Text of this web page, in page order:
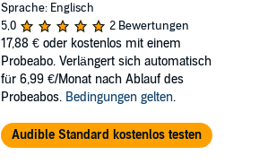
Sprache: Englisch
5,0
2 Bewertungen
17,88 € oder kostenlos mit einem
Probeabo. Verlängert sich automatisch
für 6,99 €/Monat nach Ablauf des
Probeabos. Bedingungen gelten.
Audible Standard kostenlos testen